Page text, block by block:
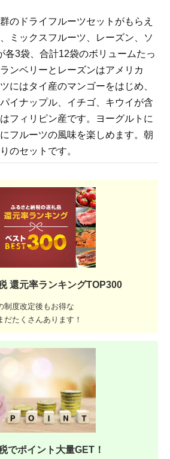
のドライフルーツセットがもらえ
ミックスフルーツ、レーズン、ソ
各3袋、合計12袋のボリュームたっ
ンベリーとレーズンはアメリカ
にはタイ産のマンゴーをはじめ、
イナップル、イチゴ、キウイが含
フィリピン産です。ヨーグルトに
フルーツの風味を楽しめます。朝
のセットです。
還元率ランキングTOP300
制度改定後もお得な
だたくさんあります！
でポイント大量GET！